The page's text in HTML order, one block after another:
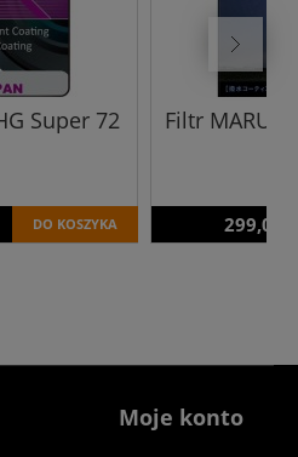
Super 72
DO KOSZYKA
Filtr
299,00
Moje konto